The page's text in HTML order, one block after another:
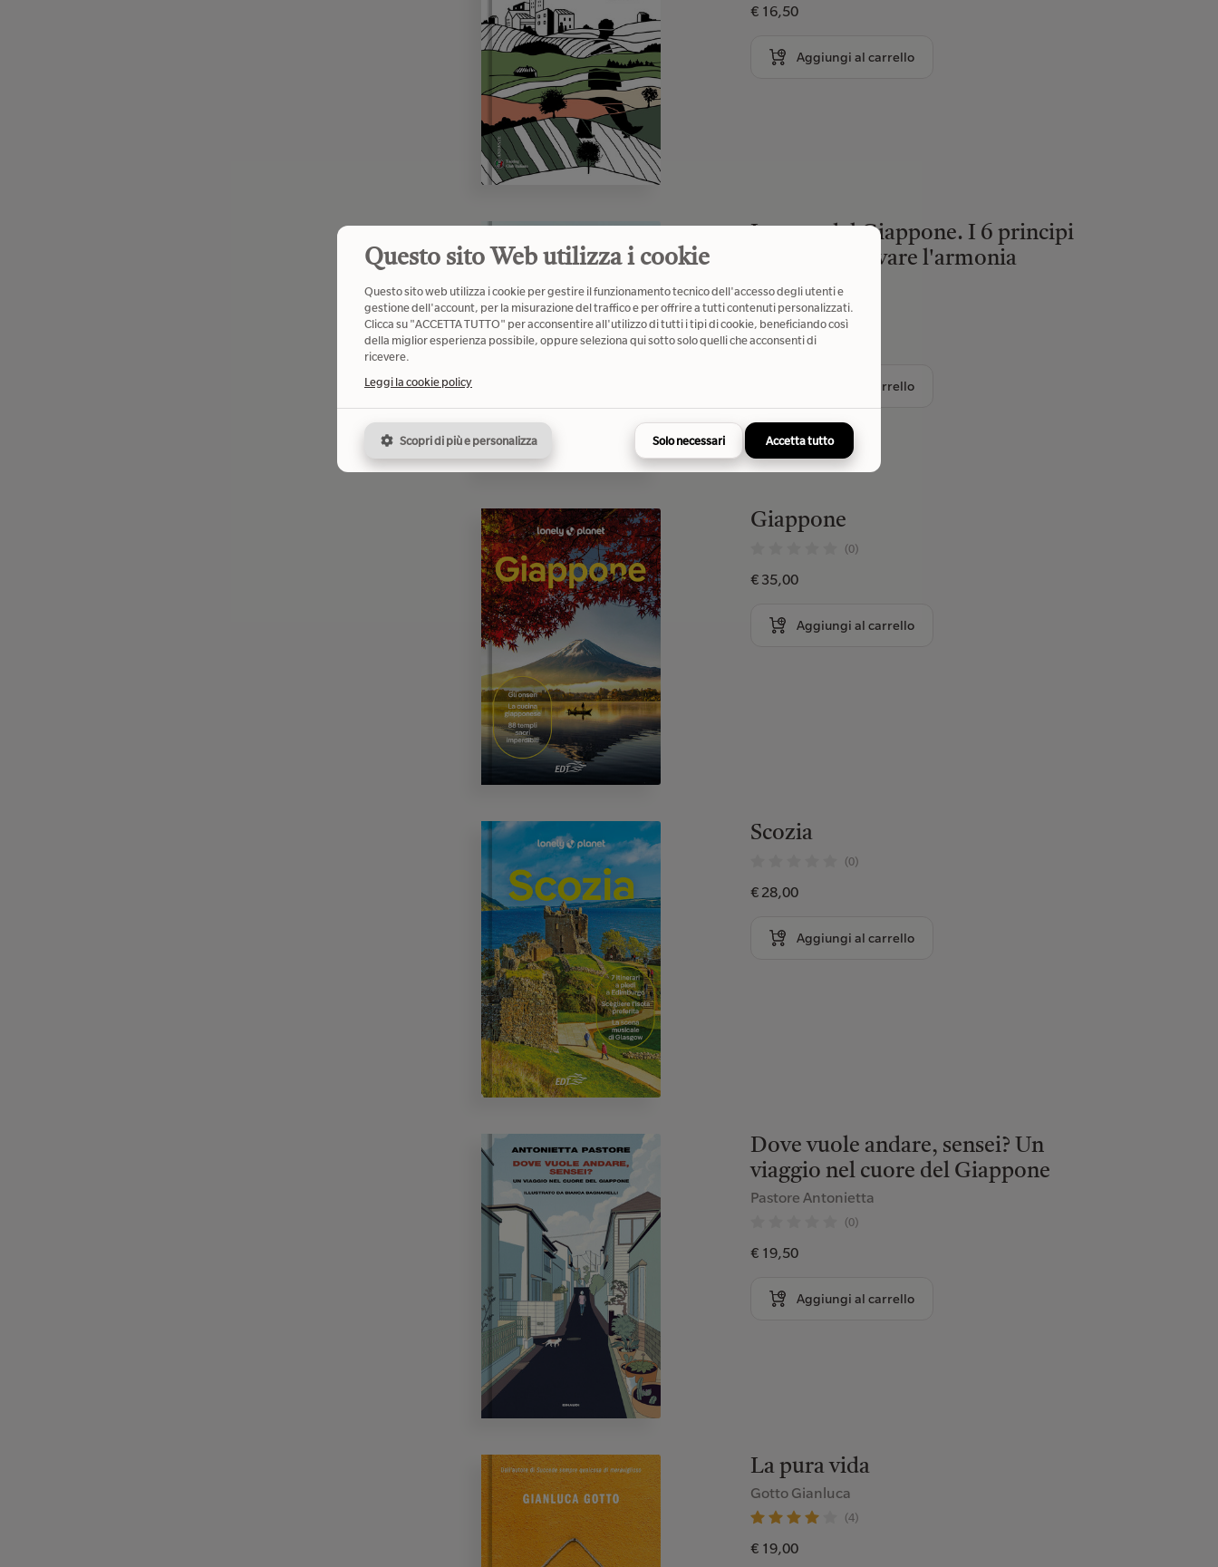
€ 16,50
Aggiungi al carrello
Lettera dal Giappone. I 6 principi
guida per trovare l'armonia
Kondo Marie
(0)
€ 18,00
Aggiungi al carrello
Giappone
(0)
€ 35,00
Aggiungi al carrello
Scozia
(0)
€ 28,00
Aggiungi al carrello
Dove vuole andare, sensei? Un
viaggio nel cuore del Giappone
Pastore Antonietta
(0)
€ 19,50
Aggiungi al carrello
La pura vida
Gotto Gianluca
(4)
€ 19,00
Questo sito Web utilizza i cookie
Questo sito web utilizza i cookie per gestire il funzionamento tecnico dell'accesso degli utenti e
gestione dell'account, per la misurazione del traffico e per offrire a tutti contenuti personalizzati.
Clicca su "ACCETTA TUTTO" per acconsentire all'utilizzo di tutti i tipi di cookie, beneficiando così
della miglior esperienza possibile, oppure seleziona qui sotto solo quelli che acconsenti di
ricevere.
Leggi la cookie policy
Scopri di più e personalizza Solo necessari Accetta tutto